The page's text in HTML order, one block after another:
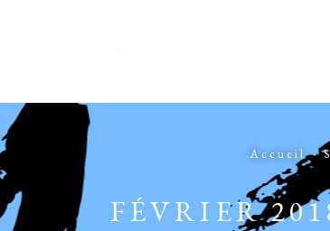
Accueil
FÉVRIER